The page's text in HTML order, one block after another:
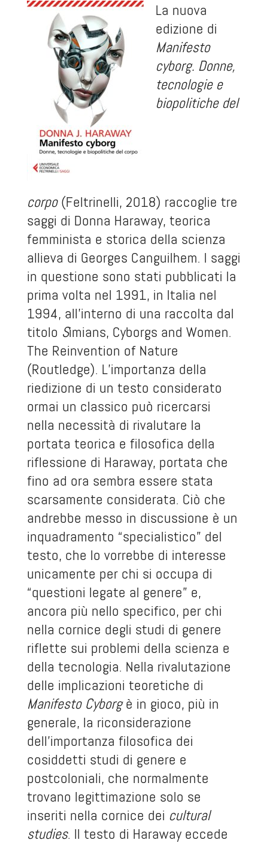
La nuova
edizione di
Manifesto
cyborg. Donne,
tecnologie e
biopolitiche del
corpo(Feltrinelli, 2018) raccoglie tre
saggi di Donna Haraway, teorica
femminista e storica della scienza
allieva di Georges Canguilhem. I saggi
in questione sono stati pubblicati la
prima volta nel 1991, in Italia nel
1994, all’interno di una raccolta dal
titolo Simians, Cyborgs and Women.
The Reinvention of Nature
(Routledge). L’importanza della
riedizione di un testo considerato
ormai un classico può ricercarsi
nella necessità di rivalutare la
portata teorica e filosofica della
riflessione di Haraway, portata che
fino ad ora sembra essere stata
scarsamente considerata. Ciò che
andrebbe messo in discussione è un
inquadramento “specialistico” del
testo, che lo vorrebbe di interesse
unicamente per chi si occupa di
“questioni legate al genere” e,
ancora più nello specifico, per chi
nella cornice degli studi di genere
riflette sui problemi della scienza e
della tecnologia. Nella rivalutazione
delle implicazioni teoretiche di
Manifesto Cyborgè in gioco, più in
generale, la riconsiderazione
dell’importanza filosofica dei
cosiddetti studi di genere e
postcoloniali, che normalmente
trovano legittimazione solo se
inseriti nella cornice dei cultural
studies. Il testo di Haraway eccede